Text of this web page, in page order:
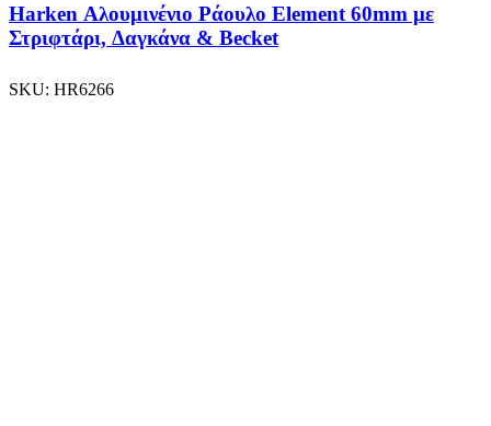
Harken Αλουμινένιο Ράουλο Element 60mm με
Στριφτάρι, Δαγκάνα & Becket
SKU: HR6266